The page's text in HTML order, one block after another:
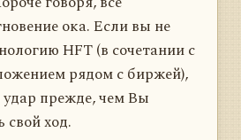
ока. Если вы не
HFT (в сочетании с
рядом с биржей),
удар прежде, чем Вы
свой ход.